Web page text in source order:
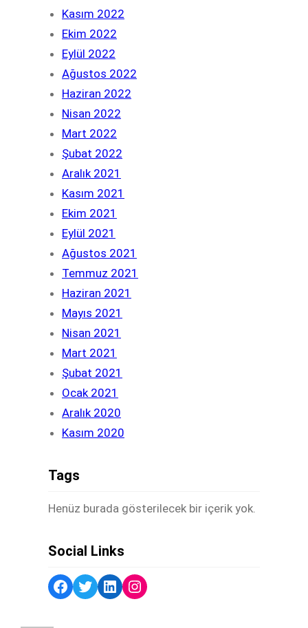
Kasım 2022
Ekim 2022
Eylül 2022
Ağustos 2022
Haziran 2022
Nisan 2022
Mart 2022
Şubat 2022
Aralık 2021
Kasım 2021
Ekim 2021
Eylül 2021
Ağustos 2021
Temmuz 2021
Haziran 2021
Mayıs 2021
Nisan 2021
Mart 2021
Şubat 2021
Ocak 2021
Aralık 2020
Kasım 2020
Tags
Henüz burada gösterilecek bir içerik yok.
Social Links
Facebook Twitter LinkedIn Instagram